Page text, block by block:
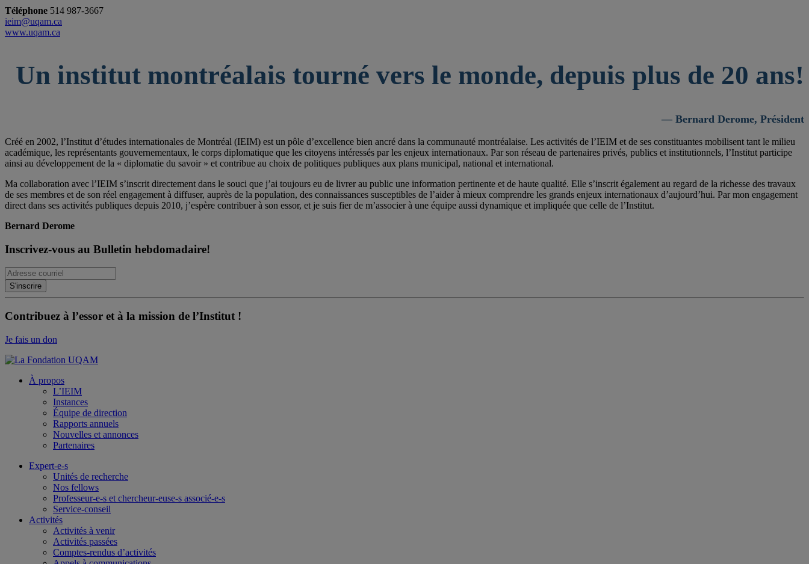
Téléphone 514 987-3667
ieim@uqam.ca
www.uqam.ca
Un institut montréalais tourné vers le monde, depuis plus de 20 ans!
— Bernard Derome, Président
Créé en 2002, l’Institut d’études internationales de Montréal (IEIM) est un pôle d’excellence bien ancré dans la communauté montréalaise. Les activités de l’IEIM et de ses constituantes mobilisent tant le milieu
académique, les représentants gouvernementaux, le corps diplomatique que les citoyens intéressés par les enjeux internationaux. Par son réseau de partenaires privés, publics et institutionnels, l’Institut participe
ainsi au développement de la « diplomatie du savoir » et contribue au choix de politiques publiques aux plans municipal, national et international.
Ma collaboration avec l’IEIM s’inscrit directement dans le souci que j’ai toujours eu de livrer au public une information pertinente et de haute qualité. Elle s’inscrit également au regard de la richesse des travaux
de ses membres et de son réel engagement à diffuser, auprès de la population, des connaissances susceptibles de l’aider à mieux comprendre les grands enjeux internationaux d’aujourd’hui. Par mon engagement
direct dans ses activités publiques depuis 2010, j’espère contribuer à son essor, et je suis fier de m’associer à une équipe aussi dynamique et impliquée que celle de l’Institut.
Bernard Derome
Inscrivez-vous au Bulletin hebdomadaire!
Contribuez à l’essor et à la mission de l’Institut !
Je fais un don
À propos
L’IEIM
Instances
Équipe de direction
Rapports annuels
Nouvelles et annonces
Partenaires
Expert-e-s
Unités de recherche
Nos fellows
Professeur-e-s et chercheur-euse-s associé-e-s
Service-conseil
Activités
Activités à venir
Activités passées
Comptes-rendus d’activités